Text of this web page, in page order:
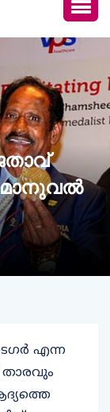
മാനുവല്‍
എന്ന
താരവും